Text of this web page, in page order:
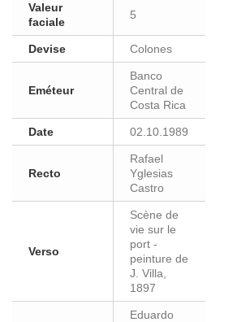
Valeur
faciale
5
Devise Colones
Eméteur
Banco
Central de
Costa Rica
Date 02.10.1989
Recto
Rafael
Yglesias
Castro
Verso
Scène de
vie sur le
port -
peinture de
J. Villa,
1897
Eduardo